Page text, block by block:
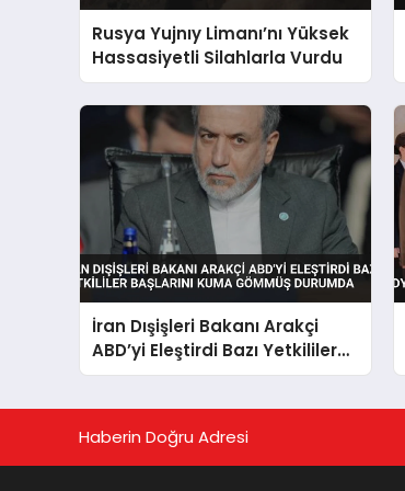
Rusya Yujnıy Limanı’nı Yüksek
Hassasiyetli Silahlarla Vurdu
İran Dışişleri Bakanı Arakçi
ABD’yi Eleştirdi Bazı Yetkililer
Başlarını Kuma Gömmüş
Haberin Doğru Adresi